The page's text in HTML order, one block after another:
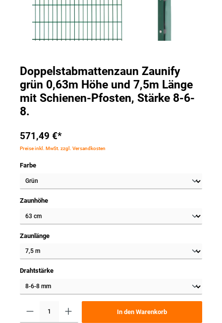
Doppelstabmattenzaun Zaunify
grün 0,63m Höhe und 7,5m Länge
mit Schienen-Pfosten, Stärke 8-6-
8.
571,49 €*
Preise inkl. MwSt. zzgl. Versandkosten
Farbe
Zaunhöhe
Zaunlänge
Drahtstärke
In den Warenkorb